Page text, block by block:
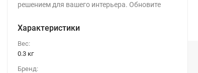
решением для вашего интерьера. Обновите
Характеристики
Вес:
0.3 кг
Бренд: